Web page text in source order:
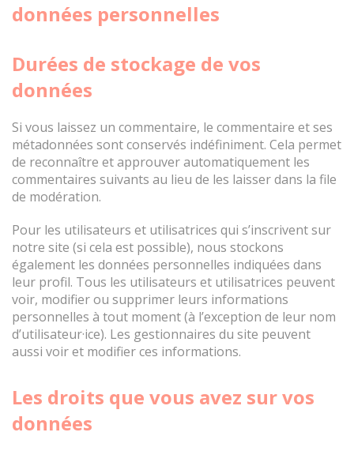
données personnelles
Durées de stockage de vos
données
Si vous laissez un commentaire, le commentaire et ses
métadonnées sont conservés indéfiniment. Cela permet
de reconnaître et approuver automatiquement les
commentaires suivants au lieu de les laisser dans la file
de modération.
Pour les utilisateurs et utilisatrices qui s’inscrivent sur
notre site (si cela est possible), nous stockons
également les données personnelles indiquées dans
leur profil. Tous les utilisateurs et utilisatrices peuvent
voir, modifier ou supprimer leurs informations
personnelles à tout moment (à l’exception de leur nom
d’utilisateur·ice). Les gestionnaires du site peuvent
aussi voir et modifier ces informations.
Les droits que vous avez sur vos
données